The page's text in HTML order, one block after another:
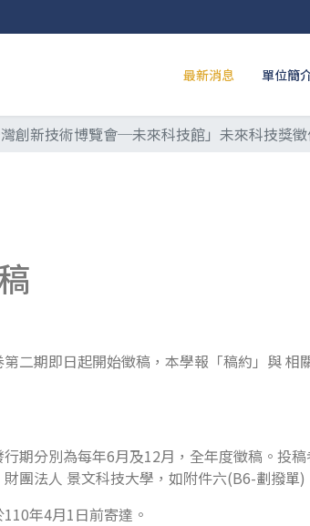
最新消息 單位簡
創新技術博覽會─未來科技館」未來科技獎
二期即日起開始徵稿，本學報「稿約」與 相
期分別為每年6月及12月，全年度徵稿。投
團法人 景文科技大學，如附件六(B6-劃撥單)
年4月1日前寄達。